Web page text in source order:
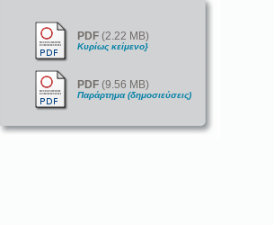
PDF (2.22 MB)
Κυρίως κείμενο}
PDF (9.56 MB)
Παράρτημα (δημοσιεύσεις)